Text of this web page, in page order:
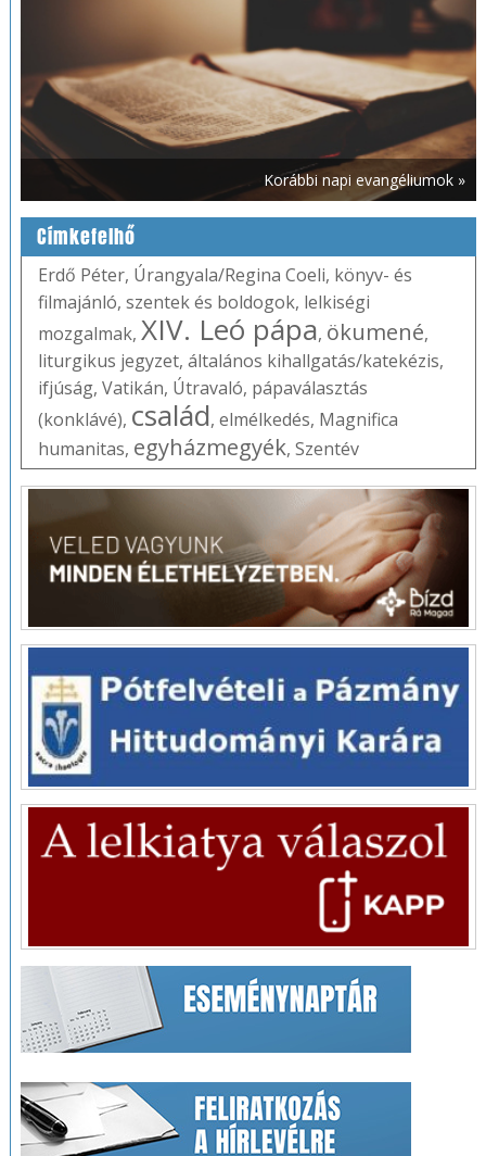
Korábbi napi evangéliumok »
Címkefelhő
Erdő Péter, Úrangyala/Regina Coeli, könyv- és
filmajánló, szentek és boldogok, lelkiségi
mozgalmak, XIV. Leó pápa, ökumené,
liturgikus jegyzet, általános kihallgatás/katekézis,
ifjúság, Vatikán, Útravaló, pápaválasztás
(konklávé), család, elmélkedés, Magnifica
humanitas, egyházmegyék, Szentév